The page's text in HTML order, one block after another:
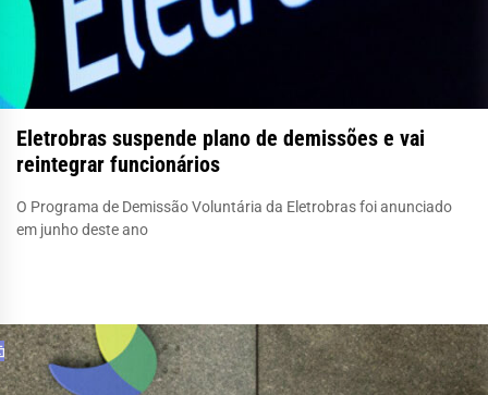
Eletrobras suspende plano de demissões e vai
reintegrar funcionários
O Programa de Demissão Voluntária da Eletrobras foi anunciado
em junho deste ano